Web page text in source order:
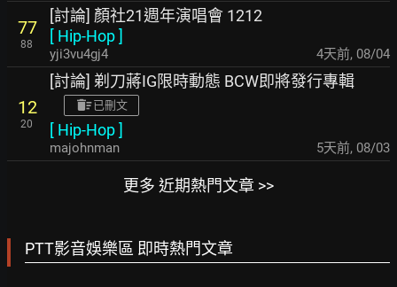
77
88
[討論] 顏社21週年演唱會 1212
[ Hip-Hop]
yji3vu4gj4 4天前, 08/04
12
20
[討論] 剃刀蔣IG限時動態 BCW即將發行專輯
已刪文
[ Hip-Hop]
majohnman 5天前, 08/03
更多 近期熱門文章 >>
PTT影音娛樂區 即時熱門文章